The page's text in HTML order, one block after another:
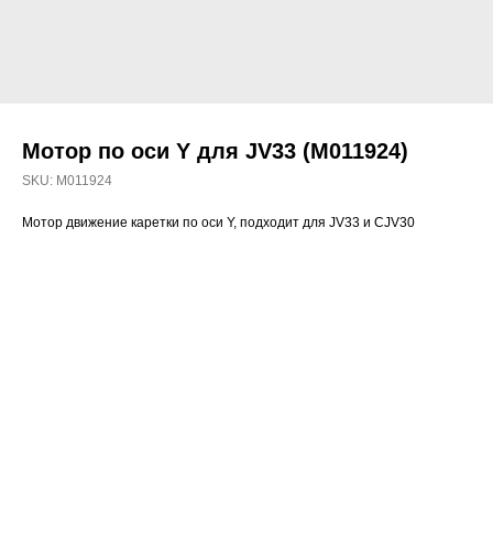
Мотор по оси Y для JV33 (M011924)
SKU: M011924
Мотор движение каретки по оси Y, подходит для JV33 и CJV30